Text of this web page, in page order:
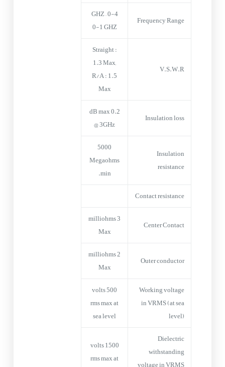
Frequency Range
0-4 GHZ –
0-1 GHZ
V.S.W.R
Straight :
1.3 Max,
R/A : 1.5
Max
Insulation loss
0.2 dB max
@ 3GHz
Insulation
resistance
5000
Megaohms
min.
Contact resistance
Center Contact
3 milliohms
Max
Outer conductor
2 milliohms
Max
Working voltage
in VRMS (at sea
level)
500 volts
rms max at
sea level
Dielectric
withstanding
1500 volts
rms max at